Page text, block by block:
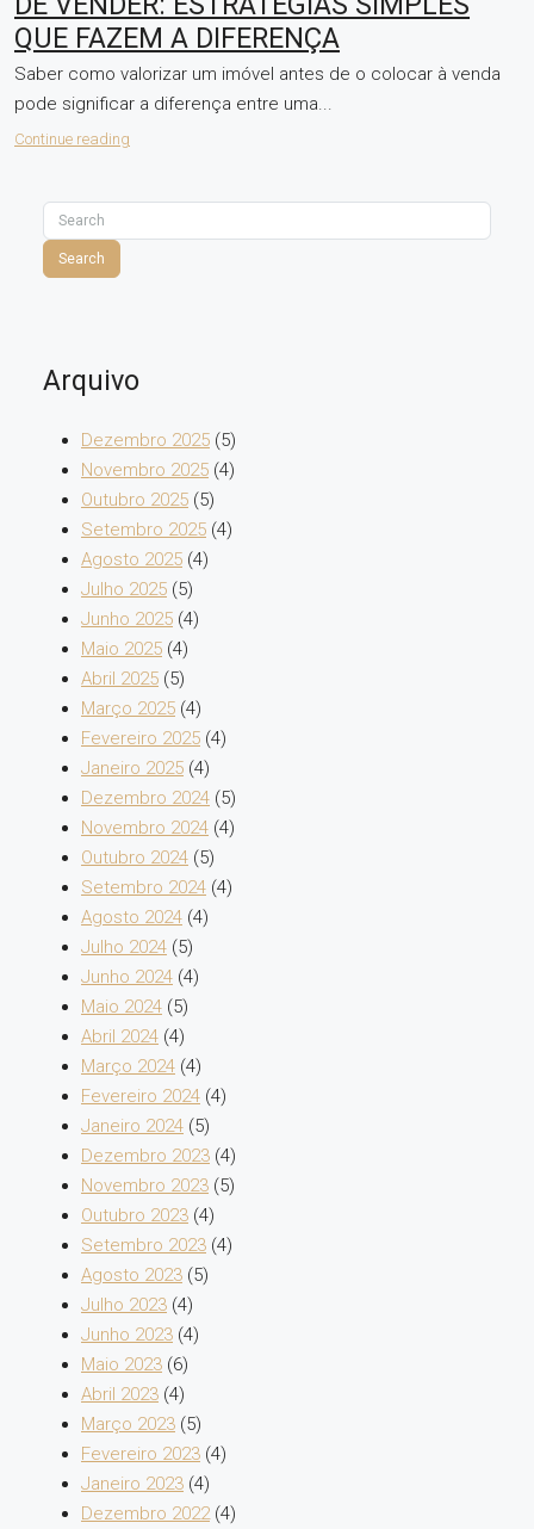
QUE FAZEM A DIFERENÇA
Saber como valorizar um imóvel antes de o colocar à venda
pode significar a diferença entre uma...
Continue reading
Search
Arquivo
Dezembro 2025 (5)
Novembro 2025 (4)
Outubro 2025 (5)
Setembro 2025 (4)
Agosto 2025 (4)
Julho 2025 (5)
Junho 2025 (4)
Maio 2025 (4)
Abril 2025 (5)
Março 2025 (4)
Fevereiro 2025 (4)
Janeiro 2025 (4)
Dezembro 2024 (5)
Novembro 2024 (4)
Outubro 2024 (5)
Setembro 2024 (4)
Agosto 2024 (4)
Julho 2024 (5)
Junho 2024 (4)
Maio 2024 (5)
Abril 2024 (4)
Março 2024 (4)
Fevereiro 2024 (4)
Janeiro 2024 (5)
Dezembro 2023 (4)
Novembro 2023 (5)
Outubro 2023 (4)
Setembro 2023 (4)
Agosto 2023 (5)
Julho 2023 (4)
Junho 2023 (4)
Maio 2023 (6)
Abril 2023 (4)
Março 2023 (5)
Fevereiro 2023 (4)
Janeiro 2023 (4)
Dezembro 2022(4)